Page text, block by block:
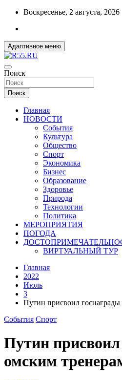
Перейти
содержимому
Воскресенье, 2 августа, 2026
Адаптивное меню
R55.RU
ДОБРЫЕ ВЕСТИ ИЗ ОМСКА
Поиск
Поиск
Главная
НОВОСТИ
События
Культура
Общество
Спорт
Экономика
Бизнес
Образование
Здоровье
Природа
Технологии
Политика
МЕРОПРИЯТИЯ
ПОГОДА
ВИРТУАЛЬНЫЙ ТУР
Главная
2022
Июль
3
Путин присвоил
События Спорт
Путин
омским